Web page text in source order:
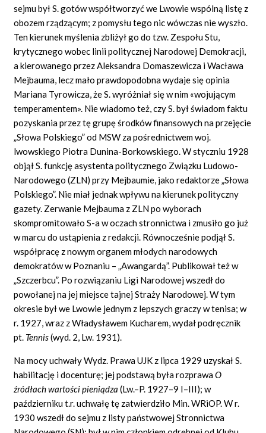
sejmu był S. gotów współtworzyć we Lwowie wspólną listę z
obozem rządzącym; z pomysłu tego nic wówczas nie wyszło.
Ten kierunek myślenia zbliżył go do tzw. Zespołu Stu,
krytycznego wobec linii politycznej Narodowej Demokracji,
a kierowanego przez Aleksandra Domaszewicza i Wacława
Mejbauma, lecz mało prawdopodobna wydaje się opinia
Mariana Tyrowicza, że S. wyróżniał się w nim «wojującym
temperamentem». Nie wiadomo też, czy S. był świadom faktu
pozyskania przez tę grupę środków finansowych na przejęcie
„Słowa Polskiego” od MSW za pośrednictwem woj.
lwowskiego Piotra Dunina-Borkowskiego. W styczniu 1928
objął S. funkcję asystenta politycznego Związku Ludowo-
Narodowego (ZLN) przy Mejbaumie, jako redaktorze „Słowa
Polskiego”. Nie miał jednak wpływu na kierunek polityczny
gazety. Zerwanie Mejbauma z ZLN po wyborach
skompromitowało S-a w oczach stronnictwa i zmusiło go już
w marcu do ustąpienia z redakcji. Równocześnie podjął S.
współpracę z nowym organem młodych narodowych
demokratów w Poznaniu – „Awangardą”. Publikował też w
„Szczerbcu”. Po rozwiązaniu Ligi Narodowej wszedł do
powołanej na jej miejsce tajnej Straży Narodowej. W tym
okresie był we Lwowie jednym z lepszych graczy w tenisa; w
r. 1927, wraz z Władysławem Kucharem, wydał podręcznik
pt. Tennis(wyd. 2, Lw. 1931).
Na mocy uchwały Wydz. Prawa UJK z lipca 1929 uzyskał S.
habilitację i docenturę; jej podstawą była rozprawaO
źródłach wartości pieniądza(Lw.–P. 1927–9 I–III); w
październiku t.r. uchwałę tę zatwierdziło Min. WRiOP. W r.
1930 wszedł do sejmu z listy państwowej Stronnictwa